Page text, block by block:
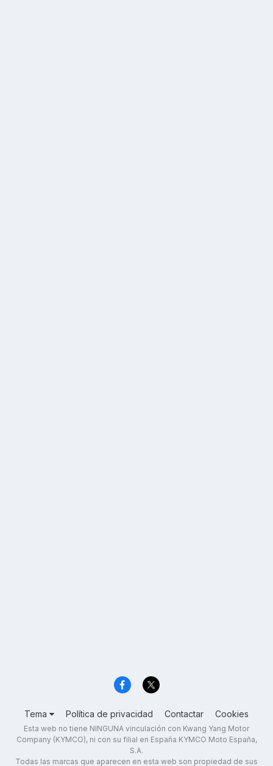
Tema Política de privacidad Contactar Cookies
Esta web no tiene NINGUNA vinculación con Kwang Yang Motor
Company (KYMCO), ni con su filial en España KYMCO Moto España,
S.A.
Todas las marcas que aparecen en esta web son propiedad de sus